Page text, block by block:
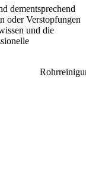
dementsprechend
oder Verstopfungen
und die